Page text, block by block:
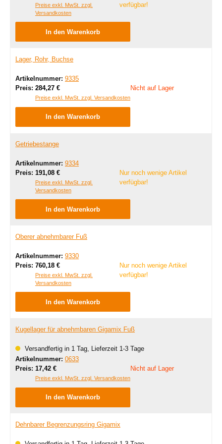
Preise exkl. MwSt. zzgl.
Versandkosten
verfügbar!
In den Warenkorb
Lager, Rohr, Buchse
Artikelnummer: 9335
Preis: Regulärer Preis:
284,27 €
Preise exkl. MwSt. zzgl. Versandkosten
Nicht auf Lager
In den Warenkorb
Getriebestange
Artikelnummer: 9334
Preis: Regulärer Preis:
191,08 €
Preise exkl. MwSt. zzgl.
Versandkosten
Nur noch wenige Artikel
verfügbar!
In den Warenkorb
Oberer abnehmbarer Fuß
Artikelnummer: 9330
Preis: Regulärer Preis:
760,18 €
Preise exkl. MwSt. zzgl.
Versandkosten
Nur noch wenige Artikel
verfügbar!
In den Warenkorb
Kugellager für abnehmbaren Gigamix Fuß
Versandfertig in 1 Tag, Lieferzeit 1-3 Tage
Artikelnummer: 0633
Preis: Regulärer Preis:
17,42 €
Preise exkl. MwSt. zzgl. Versandkosten
Nicht auf Lager
In den Warenkorb
Dehnbarer Begrenzungsring Gigamix